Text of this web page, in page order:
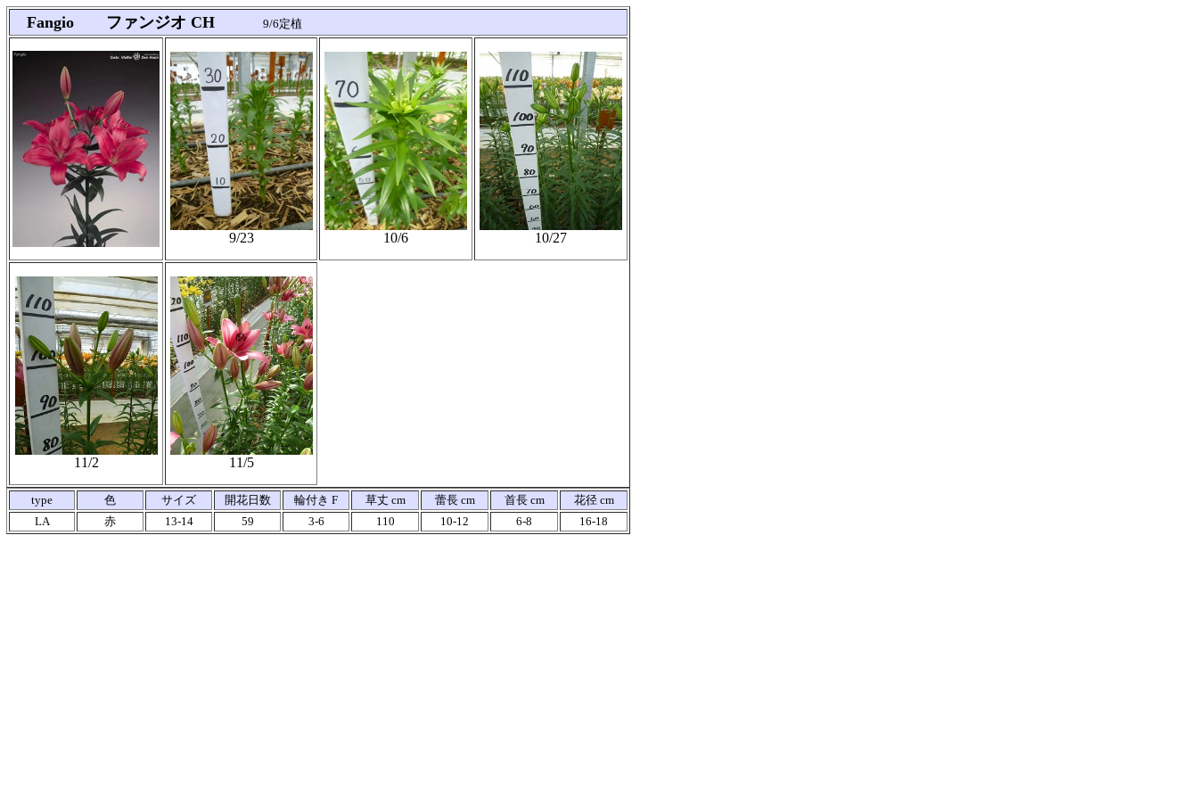
Fangio ファンジオ CH 9/6定植
9/23 10/6 10/27
11/2 11/5
type 色 サイズ 開花日数 輪付き F 草丈 cm 蕾長 cm 首長 cm
花径 cm
LA
赤 13-14 59 3-6 110 10-12 6-8 16-18